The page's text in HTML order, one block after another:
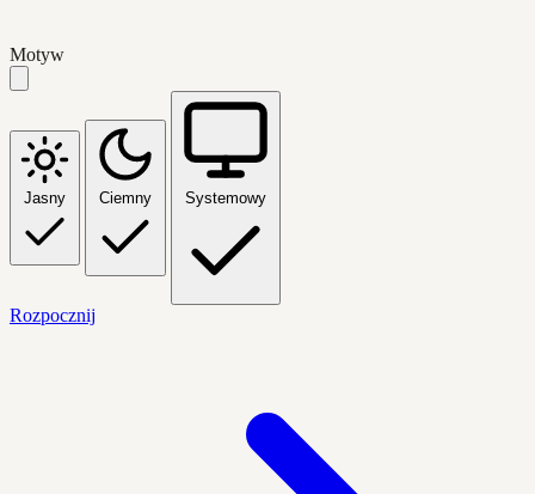
Motyw
Jasny Ciemny Systemowy
Rozpocznij